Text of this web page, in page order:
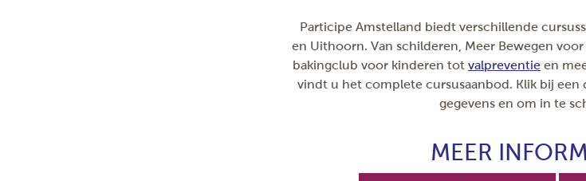
Participe Amstelland biedt verschillende
en Uithoorn. Van schilderen, Meer Bewegen voor
bakingclub voor kinderen tot valpreventie en
vindt u het complete cursusaanbod. Klik bij een
gegevens en om in te
MEER